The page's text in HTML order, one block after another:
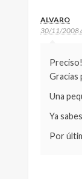
ALVARO
30/11/2008
Preciso!
Gracias
Una
Ya
Por